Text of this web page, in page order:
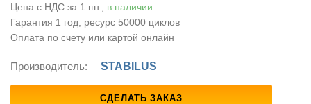
Цена с НДС за 1 шт., в наличии
Гарантия 1 год, ресурс 50000 циклов
Оплата по счету или картой онлайн
Производитель: STABILUS
СДЕЛАТЬ ЗАКАЗ